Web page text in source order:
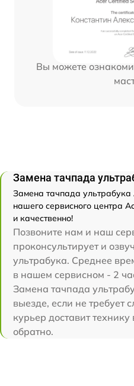
Вы можете
Замена тачпада
Замена тачпада
нашего сервисного центра
и качественно!
Позвоните нам и наш
проконсультирует и
ультрабука. Среднее
в нашем сервисном - 2
Замена тачпада
выезде, если не требует
курьер доставит
обратно.